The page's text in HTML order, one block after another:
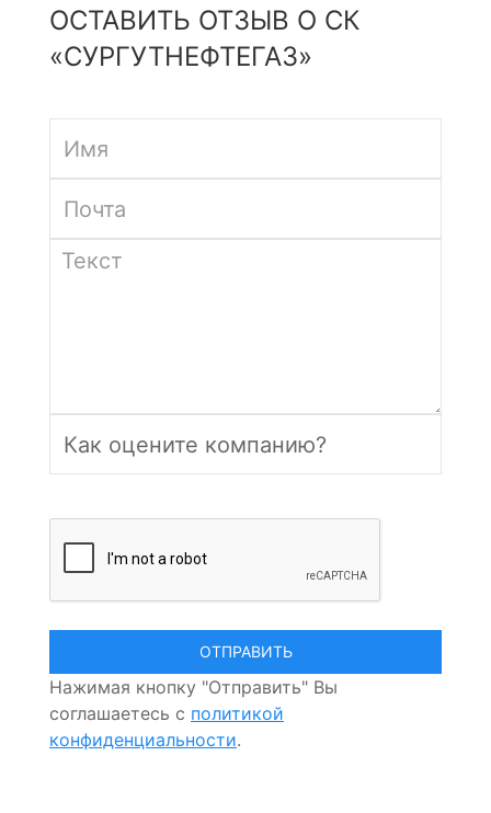
ОСТАВИТЬ ОТЗЫВ О СК
«СУРГУТНЕФТЕГАЗ»
Нажимая кнопку "Отправить" Вы
соглашаетесь с политикой
конфиденциальности.